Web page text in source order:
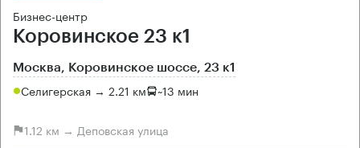
Бизнес-центр
Коровинское 23 к1
Москва, Коровинское шоссе, 23 к1
Селигерская → 2.21 км ~13 мин
1.12 км → Деповская улица